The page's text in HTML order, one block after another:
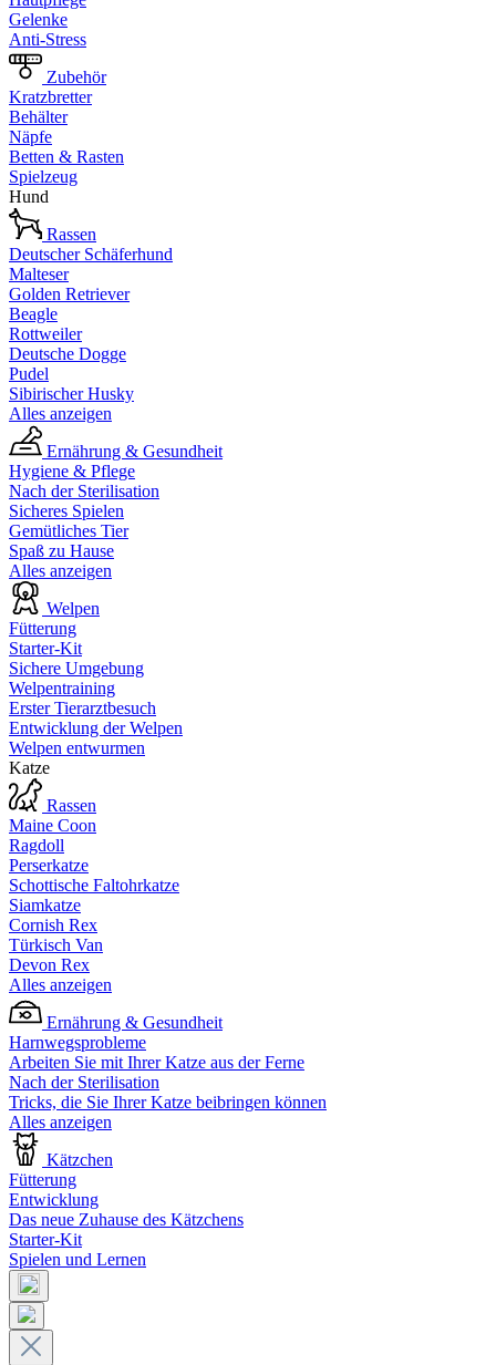
Gelenke
Anti-Stress
Zubehör
Kratzbretter
Behälter
Näpfe
Betten & Rasten
Spielzeug
Hund
Rassen
Deutscher Schäferhund
Malteser
Golden Retriever
Beagle
Rottweiler
Deutsche Dogge
Pudel
Sibirischer Husky
Alles anzeigen
Ernährung & Gesundheit
Hygiene & Pflege
Nach der Sterilisation
Sicheres Spielen
Gemütliches Tier
Spaß zu Hause
Alles anzeigen
Welpen
Fütterung
Starter-Kit
Sichere Umgebung
Welpentraining
Erster Tierarztbesuch
Entwicklung der Welpen
Welpen entwurmen
Katze
Rassen
Maine Coon
Ragdoll
Perserkatze
Schottische Faltohrkatze
Siamkatze
Cornish Rex
Türkisch Van
Devon Rex
Alles anzeigen
Ernährung & Gesundheit
Harnwegsprobleme
Arbeiten Sie mit Ihrer Katze aus der Ferne
Nach der Sterilisation
Tricks, die Sie Ihrer Katze beibringen können
Alles anzeigen
Kätzchen
Fütterung
Entwicklung
Das neue Zuhause des Kätzchens
Starter-Kit
Spielen und Lernen